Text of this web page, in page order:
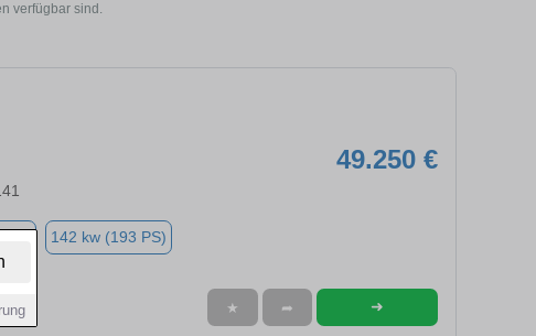
verfügbar sind.
49.250 €
142 kw (193 PS)
★ ➦ ➜